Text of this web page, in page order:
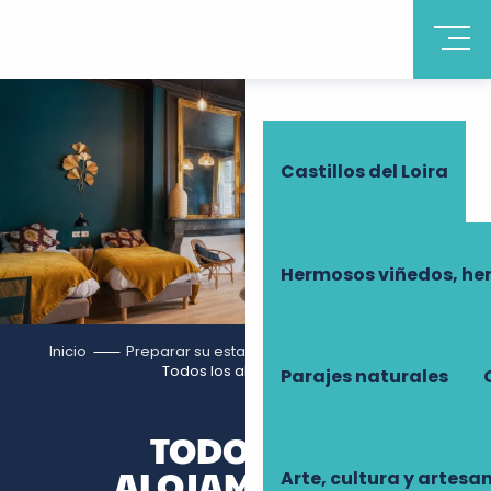
Descubrir Touraine
Castillos del Loira
Hermosos viñedos,
Parajes naturales
Arte, cultura y
Inicio Preparar su estancia
Todos los alojamientos
TODOS LOS